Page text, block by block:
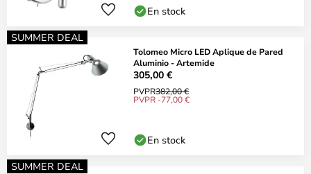
En stock
SUMMER DEAL
Tolomeo Micro LED Aplique de Pared
Aluminio - Artemide
305,00 €
PVPR382,00 €
PVPR -77,00 €
En stock
SUMMER DEAL